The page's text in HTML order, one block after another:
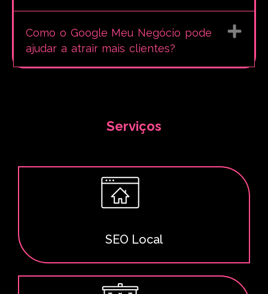
Como o Google Meu Negócio pode
ajudar a atrair mais clientes?
Serviços
SEO Local